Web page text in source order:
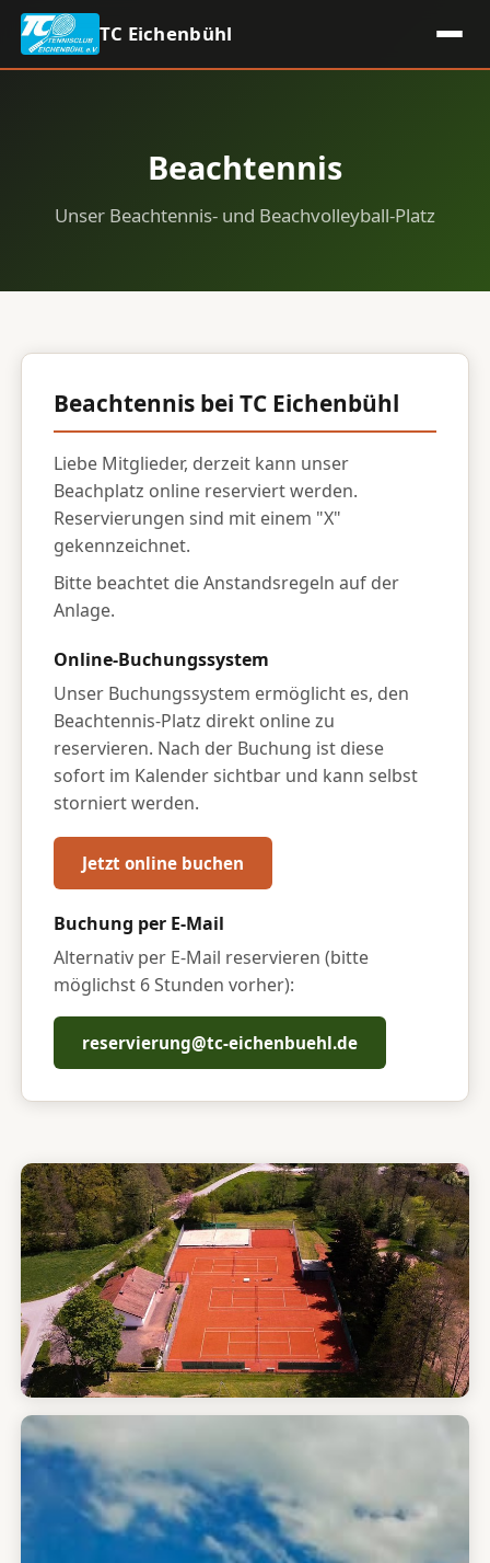
TC Eichenbühl
Beachtennis
Unser Beachtennis- und Beachvolleyball-Platz
Beachtennis bei TC Eichenbühl
Liebe Mitglieder, derzeit kann unser
Beachplatz online reserviert werden.
Reservierungen sind mit einem "X"
gekennzeichnet.
Bitte beachtet die Anstandsregeln auf der
Anlage.
Online-Buchungssystem
Unser Buchungssystem ermöglicht es, den
Beachtennis-Platz direkt online zu
reservieren. Nach der Buchung ist diese
sofort im Kalender sichtbar und kann selbst
storniert werden.
Jetzt online buchen
Buchung per E-Mail
Alternativ per E-Mail reservieren (bitte
möglichst 6 Stunden vorher):
reservierung@tc-eichenbuehl.de